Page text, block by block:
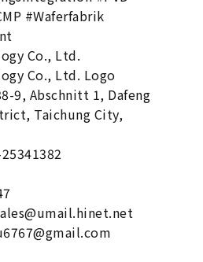
#Waferfabrik
Co., Ltd.
Co., Ltd. Logo
9, Abschnitt 1, Dafeng
Taichung City,